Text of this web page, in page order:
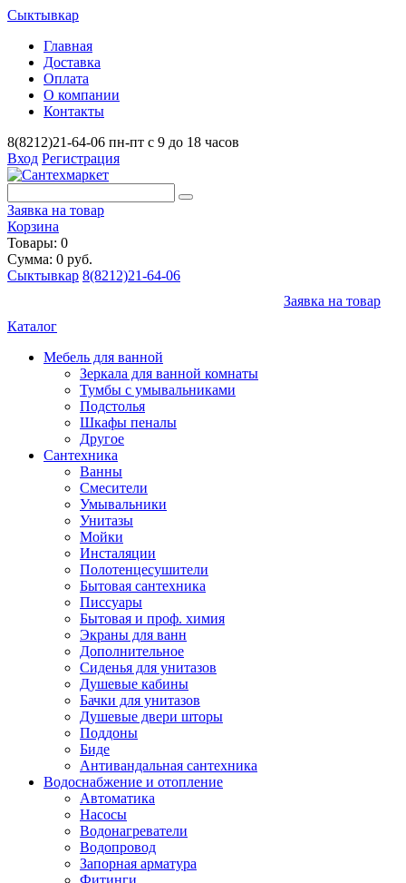
Сыктывкар
Главная
Доставка
Оплата
О компании
Контакты
8(8212)21-64-06 пн-пт с 9 до 18 часов
Вход Регистрация
Заявка на товар
Корзина
Товары: 0
Сумма: 0 руб.
Сыктывкар 8(8212)21-64-06
Заявка на товар
Каталог
Мебель для ванной
Зеркала для ванной комнаты
Тумбы с умывальниками
Подстолья
Шкафы пеналы
Другое
Сантехника
Ванны
Смесители
Умывальники
Унитазы
Мойки
Инсталяции
Полотенцесушители
Бытовая сантехника
Писсуары
Бытовая и проф. химия
Экраны для ванн
Дополнительное
Сиденья для унитазов
Душевые кабины
Бачки для унитазов
Душевые двери шторы
Поддоны
Биде
Антивандальная сантехника
Водоснабжение и отопление
Автоматика
Насосы
Водонагреватели
Водопровод
Запорная арматура
Фитинги